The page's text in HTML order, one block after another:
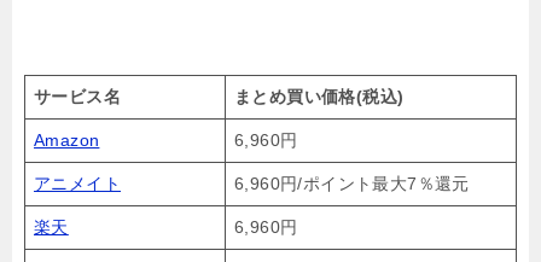
サービス名 まとめ買い価格(税込)
Amazon 6,960円
アニメイト 6,960円/ポイント最大7％還元
楽天 6,960円